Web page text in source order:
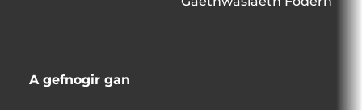
A gefnogir gan